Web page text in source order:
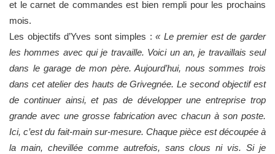
et le carnet de commandes est bien rempli pour les prochains
mois.
Les objectifs d’Yves sont simples :« Le premier est de garder
les hommes avec qui je travaille. Voici un an, je travaillais seul
dans le garage de mon père. Aujourd’hui, nous sommes trois
dans cet atelier des hauts de Grivegnée. Le second objectif est
de continuer ainsi, et pas de développer une entreprise trop
grande avec une grosse fabrication avec chacun à son poste.
Ici, c’est du fait-main sur-mesure. Chaque pièce est découpée à
la main, chevillée comme autrefois, sans clous ni vis. Si je